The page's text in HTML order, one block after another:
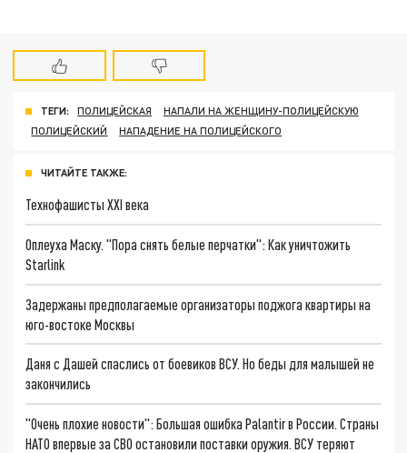
ТЕГИ: ПОЛИЦЕЙСКАЯ
НАПАЛИ НА ЖЕНЩИНУ-ПОЛИЦЕЙСКУЮ
ПОЛИЦЕЙСКИЙ
НАПАДЕНИЕ НА ПОЛИЦЕЙСКОГО
ЧИТАЙТЕ ТАКЖЕ:
Технофашисты XXI века
Оплеуха Маску. "Пора снять белые перчатки": Как уничтожить
Starlink
Задержаны предполагаемые организаторы поджога квартиры на
юго-востоке Москвы
Даня с Дашей спаслись от боевиков ВСУ. Но беды для малышей не
закончились
"Очень плохие новости": Большая ошибка Palantir в России. Страны
НАТО впервые за СВО остановили поставки оружия. ВСУ теряют